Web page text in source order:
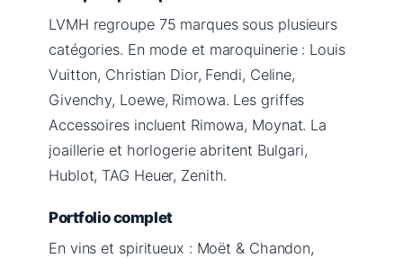
LVMH regroupe 75 marques sous plusieurs
catégories. En mode et maroquinerie : Louis
Vuitton, Christian Dior, Fendi, Celine,
Givenchy, Loewe, Rimowa. Les griffes
Accessoires incluent Rimowa, Moynat. La
joaillerie et horlogerie abritent Bulgari,
Hublot, TAG Heuer, Zenith.
Portfolio complet
En vins et spiritueux : Moët & Chandon,